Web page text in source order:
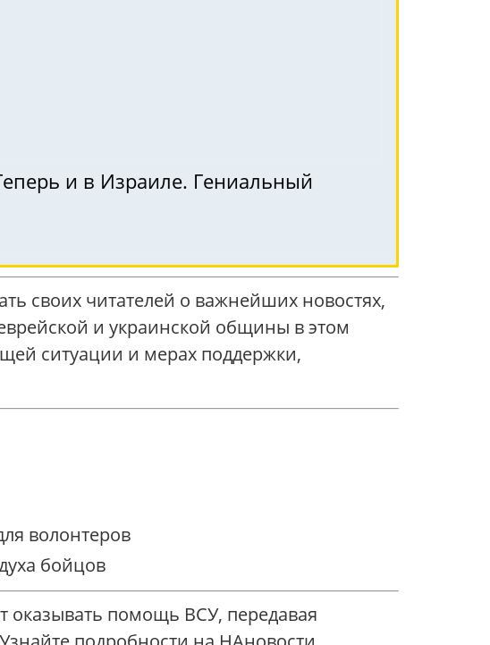
и в Израиле. Гениальный
своих читателей о важнейших новостях,
и украинской общины в этом
ситуации и мерах поддержки,
волонтеров
бойцов
оказывать помощь ВСУ, передавая